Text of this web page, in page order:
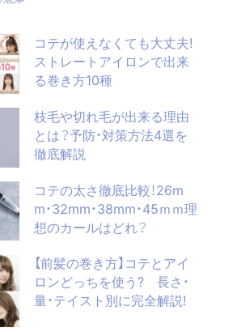
コテが使えなくても大丈夫!
ストレートアイロンで出来
る巻き方10種
枝毛や切れ毛が出来る理由
とは？予防・対策方法4選を
徹底解説
コテの太さ徹底比較！26m
m・32mm・38mm・45ｍｍ理
想のカールはどれ？
【前髪の巻き方】コテとアイ
ロンどっちを使う? 長さ・
量・テイスト別に完全解説!